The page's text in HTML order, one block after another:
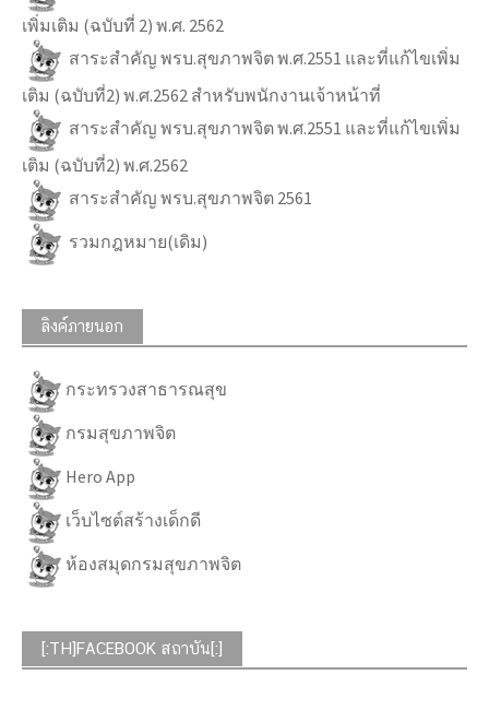
เพิ่มเติม (ฉบับที่ 2) พ.ศ. 2562
สาระสำคัญ พรบ.สุขภาพจิต พ.ศ.2551 และที่แก้ไขเพิ่ม
เติม (ฉบับที่2) พ.ศ.2562 สำหรับพนักงานเจ้าหน้าที่
สาระสำคัญ พรบ.สุขภาพจิต พ.ศ.2551 และที่แก้ไขเพิ่ม
เติม (ฉบับที่2) พ.ศ.2562
สาระสำคัญ พรบ.สุขภาพจิต 2561
รวมกฎหมาย(เดิม)
ลิงค์ภายนอก
กระทรวงสาธารณสุข
กรมสุขภาพจิต
Hero App
เว็บไซต์สร้างเด็กดี
ห้องสมุดกรมสุขภาพจิต
[:TH]FACEBOOK สถาบัน[:]